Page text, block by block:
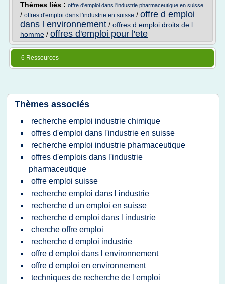
Thèmes liés : offre d'emploi dans l'industrie pharmaceutique en suisse
/ offres d'emploi dans l'industrie en suisse / offre d emploi
dans l environnement / offres d emploi droits de l
homme / offres d'emploi pour l'ete
6 Ressources
Thèmes associés
recherche emploi industrie chimique
offres d'emploi dans l'industrie en suisse
recherche emploi industrie pharmaceutique
offres d'emplois dans l'industrie
pharmaceutique
offre emploi suisse
recherche emploi dans l industrie
recherche d un emploi en suisse
recherche d emploi dans l industrie
cherche offre emploi
recherche d emploi industrie
offre d emploi dans l environnement
offre d emploi en environnement
techniques de recherche de l emploi